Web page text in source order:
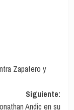
Zapatero y
Siguiente:
Andic en su